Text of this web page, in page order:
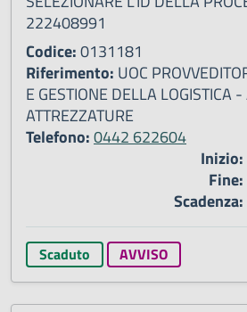
222408991
Codice:0131181
Riferimento: UOC
E GESTIONE DELLA LOGISTICA
ATTREZZATURE
Telefono:0442 622604
Inizio:
Fine:
Scadenza:
Scaduto AVVISO